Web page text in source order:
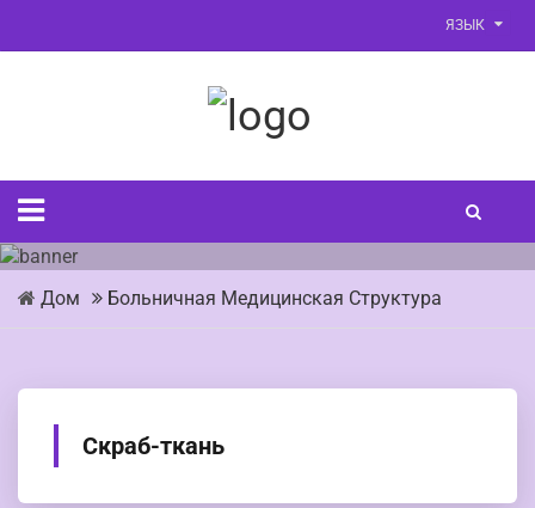
ЯЗЫК
Дом Больничная Медицинская Структура
Скраб-ткань